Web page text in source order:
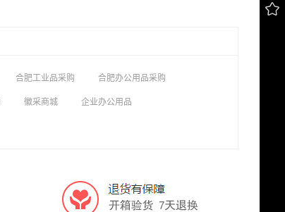

合肥工业品采购 合肥办公用品采购
徽采商城 企业办公用品